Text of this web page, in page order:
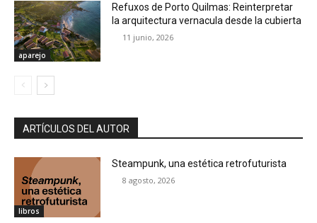
aparejo
Refuxos de Porto Quilmas: Reinterpretar
la arquitectura vernacula desde la cubierta
11 junio, 2026
ARTÍCULOS DEL AUTOR
libros
Steampunk, una estética retrofuturista
8 agosto, 2026